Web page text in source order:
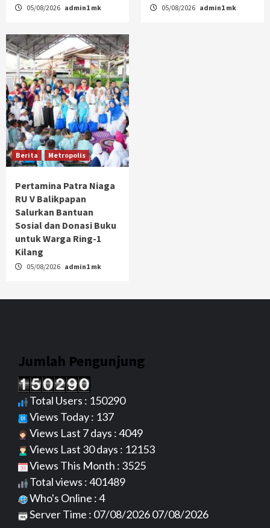
05/08/2026 admin1 mk 05/08/2026 admin1 mk
Berita Metropolis
Pertamina Patra Niaga
RU V Balikpapan
Salurkan Bantuan
Sosial dan Donasi Buku
untuk Warga Ring-1
Kilang
05/08/2026 admin1 mk
Jumlah Pengunjung
Total Users : 150290
Views Today : 137
Views Last 7 days : 4049
Views Last 30 days : 12153
Views This Month : 3525
Total views : 401489
Who's Online : 4
Server Time : 07/08/2026 07/08/2026